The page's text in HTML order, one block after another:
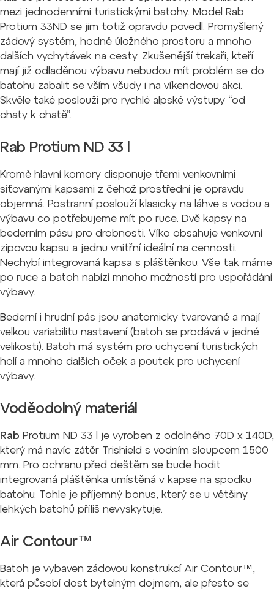
mezi jednodenními turistickými batohy. Model Rab
Protium 33ND se jim totiž opravdu povedl. Promyšlený
zádový systém, hodně úložného prostoru a mnoho
dalších vychytávek na cesty. Zkušenější trekaři, kteří
mají již odladěnou výbavu nebudou mít problém se do
batohu zabalit se vším všudy i na víkendovou akci.
Skvěle také poslouží pro rychlé alpské výstupy “od
chaty k chatě”.
Rab Protium ND 33 l
Kromě hlavní komory disponuje třemi venkovními
síťovanými kapsami z čehož prostřední je opravdu
objemná. Postranní poslouží klasicky na láhve s vodou a
výbavu co potřebujeme mít po ruce. Dvě kapsy na
bederním pásu pro drobnosti. Víko obsahuje venkovní
zipovou kapsu a jednu vnitřní ideální na cennosti.
Nechybí integrovaná kapsa s pláštěnkou. Vše tak máme
po ruce a batoh nabízí mnoho možností pro uspořádání
výbavy.
Bederní i hrudní pás jsou anatomicky tvarované a mají
velkou variabilitu nastavení (batoh se prodává v jedné
velikosti). Batoh má systém pro uchycení turistických
holí a mnoho dalších oček a poutek pro uchycení
výbavy.
Voděodolný materiál
Rab Protium ND 33 l je vyroben z odolného 70D x 140D,
který má navíc zátěr Trishield s vodním sloupcem 1500
mm. Pro ochranu před deštěm se bude hodit
integrovaná pláštěnka umístěná v kapse na spodku
batohu. Tohle je příjemný bonus, který se u většiny
lehkých batohů příliš nevyskytuje.
Air Contour™
Batoh je vybaven zádovou konstrukcí Air Contour™,
která působí dost bytelným dojmem, ale přesto se